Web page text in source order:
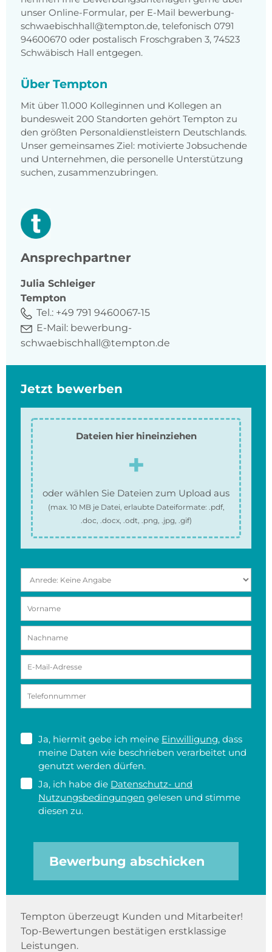
unser Online-Formular, per E-Mail bewerbung-
schwaebischhall@tempton.de, telefonisch 0791
94600670 oder postalisch Froschgraben 3, 74523
Schwäbisch Hall entgegen.
Über Tempton
Mit über 11.000 Kolleginnen und Kollegen an
bundesweit 200 Standorten gehört Tempton zu
den größten Personaldienstleistern Deutschlands.
Unser gemeinsames Ziel: motivierte Jobsuchende
und Unternehmen, die personelle Unterstützung
suchen, zusammenzubringen.
Ansprechpartner
Julia Schleiger
Tempton
Tel.: +49 791 9460067-15
E-Mail: bewerbung-
schwaebischhall@tempton.de
Jetzt bewerben
Dateien hier hineinziehen
oder wählen Sie Dateien zum Upload aus
(max. 10 MBje Datei, erlaubte Dateiformate: .pdf,
.doc, .docx, .odt, .png, .jpg, .gif)
Ja, hiermit gebe ich meine Einwilligung, dass
meine Daten wie beschrieben verarbeitet und
genutzt werden dürfen.
Ja, ich habe die Datenschutz- und
Nutzungsbedingungen gelesen und stimme
diesen zu.
Bewerbung abschicken
Tempton überzeugt Kunden und Mitarbeiter!
Top-Bewertungen bestätigen erstklassige
Leistungen.